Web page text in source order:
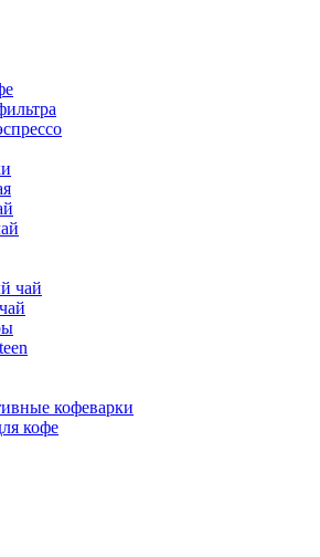
чай
кофеварки
кофе